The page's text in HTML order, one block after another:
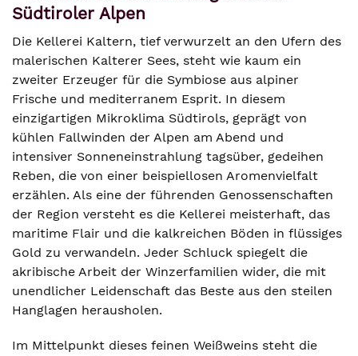
Südtiroler Alpen
Die Kellerei Kaltern, tief verwurzelt an den Ufern des
malerischen Kalterer Sees, steht wie kaum ein
zweiter Erzeuger für die Symbiose aus alpiner
Frische und mediterranem Esprit. In diesem
einzigartigen Mikroklima Südtirols, geprägt von
kühlen Fallwinden der Alpen am Abend und
intensiver Sonneneinstrahlung tagsüber, gedeihen
Reben, die von einer beispiellosen Aromenvielfalt
erzählen. Als eine der führenden Genossenschaften
der Region versteht es die Kellerei meisterhaft, das
maritime Flair und die kalkreichen Böden in flüssiges
Gold zu verwandeln. Jeder Schluck spiegelt die
akribische Arbeit der Winzerfamilien wider, die mit
unendlicher Leidenschaft das Beste aus den steilen
Hanglagen herausholen.
Im Mittelpunkt dieses feinen Weißweins steht die